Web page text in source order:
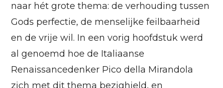
naar hét grote thema: de verhouding tussen
Gods perfectie, de menselijke feilbaarheid
en de vrije wil. In een vorig hoofdstuk werd
al genoemd hoe de Italiaanse
Renaissancedenker Pico della Mirandola
zich met dit thema bezighield, en